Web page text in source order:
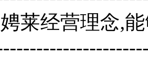
莱经营理念,